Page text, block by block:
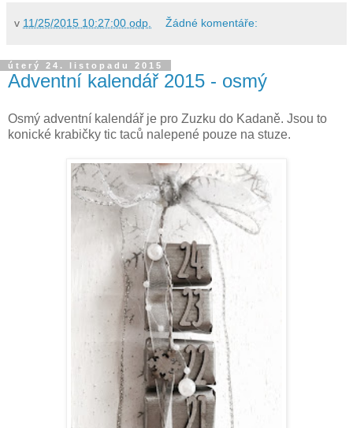
v 11/25/2015 10:27:00 odp. Žádné komentáře:
úterý 24. listopadu 2015
Adventní kalendář 2015 - osmý
Osmý adventní kalendář je pro Zuzku do Kadaně. Jsou to
konické krabičky tic taců nalepené pouze na stuze.